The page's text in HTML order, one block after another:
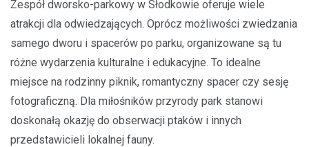
Zespół dworsko-parkowy w Słodkowie oferuje wiele
atrakcji dla odwiedzających. Oprócz możliwości zwiedzania
samego dworu i spacerów po parku, organizowane są tu
różne wydarzenia kulturalne i edukacyjne. To idealne
miejsce na rodzinny piknik, romantyczny spacer czy sesję
fotograficzną. Dla miłośników przyrody park stanowi
doskonałą okazję do obserwacji ptaków i innych
przedstawicieli lokalnej fauny.